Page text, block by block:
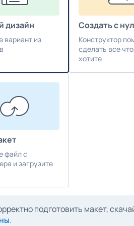
дизайн
вариант из
Создать с
Конструктор
сделать все
хотите
файл с
и загрузите
подготовить макет,
.